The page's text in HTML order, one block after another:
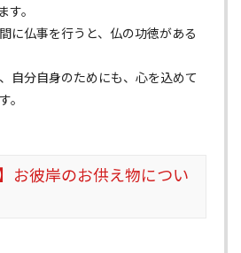
。
に仏事を行うと、仏の功徳がある
自分自身のためにも、心を込めて
。
お彼岸のお供え物につい